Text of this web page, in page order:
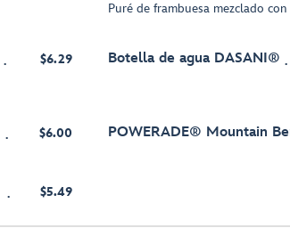
Puré de frambuesa mezclado
$6.29 Botella de agua DASANI®
$6.00 POWERADE® Mountain
$5.49